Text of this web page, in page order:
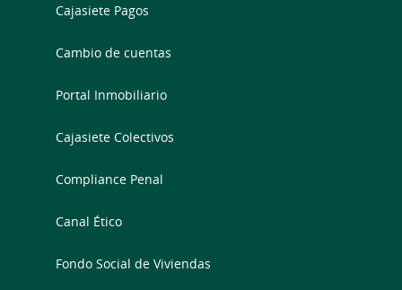
Cajasiete Pagos
Cambio de cuentas
Portal Inmobiliario
Cajasiete Colectivos
Compliance Penal
Canal Ético
Fondo Social de Viviendas